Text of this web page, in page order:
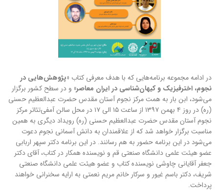
در ادامه مجموعه برنامه‌هایی که با هدف معرفی کتاب «پژوهش‌هایی در
نجوم، اخترفیزیک و کیهان‌شناسی در ایران معاصر» و در سطح کشور برگزار
می‌شود، ابن بار به همت مرکز نجوم آستان مقدس حضرت عبدالعظیم حسنی
(ره) در روز ۴ بهمن ۱۳۹۷ از ساعت ۱۵ الی ۱۷ در محل سالن آمفی‌تئاتر مرکز
نجوم آستان مقدس حضرت عبدالعظیم حسنی (ره) رویداد دیگری به همین
مناسبت برگزار خواهد شد که از علاقمندان به دانش آسمانی نجوم دعوت
می‌شود در این برنامه حضور به هم رسانند. در این برنامه دکتر سپهر اربابی
عضو هیئت علمی دانشگاه صنعتی قم و نویسنده همکار در کتاب،‌ آقای دکتر
جعفر آقایانی چاوشی نویسنده کتاب و عضو هیئت علمی دانشگاه صنعتی
شریف، دکتر باسم غیور و سرکار خانم مریم نعمتی به ارایه سخنرانی خواهند
پرداخت.